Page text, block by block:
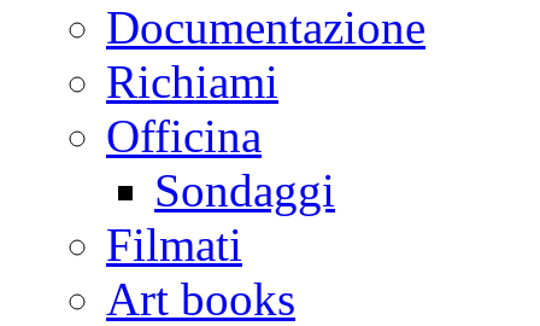
Documentazione
Richiami
Officina
Sondaggi
Filmati
Art books